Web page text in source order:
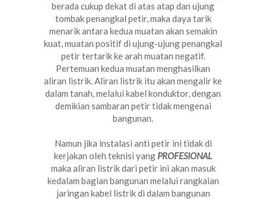
berada cukup dekat di atas atap dan ujung
tombak penangkal petir, maka daya tarik
menarik antara kedua muatan akan semakin
kuat, muatan positif di ujung-ujung penangkal
petir tertarik ke arah muatan negatif.
Pertemuan kedua muatan menghasilkan
aliran listrik. Aliran listrik itu akan mengalir ke
dalam tanah, melalui kabel konduktor, dengan
demikian sambaran petir tidak mengenai
bangunan.
Namun jika instalasi anti petir ini tidak di
kerjakan oleh teknisi yang PROFESIONAL
maka aliran listrik dari petir ini akan masuk
kedalam bagian bangunan melalui rangkaian
jaringan kabel listrik di dalam bangunan